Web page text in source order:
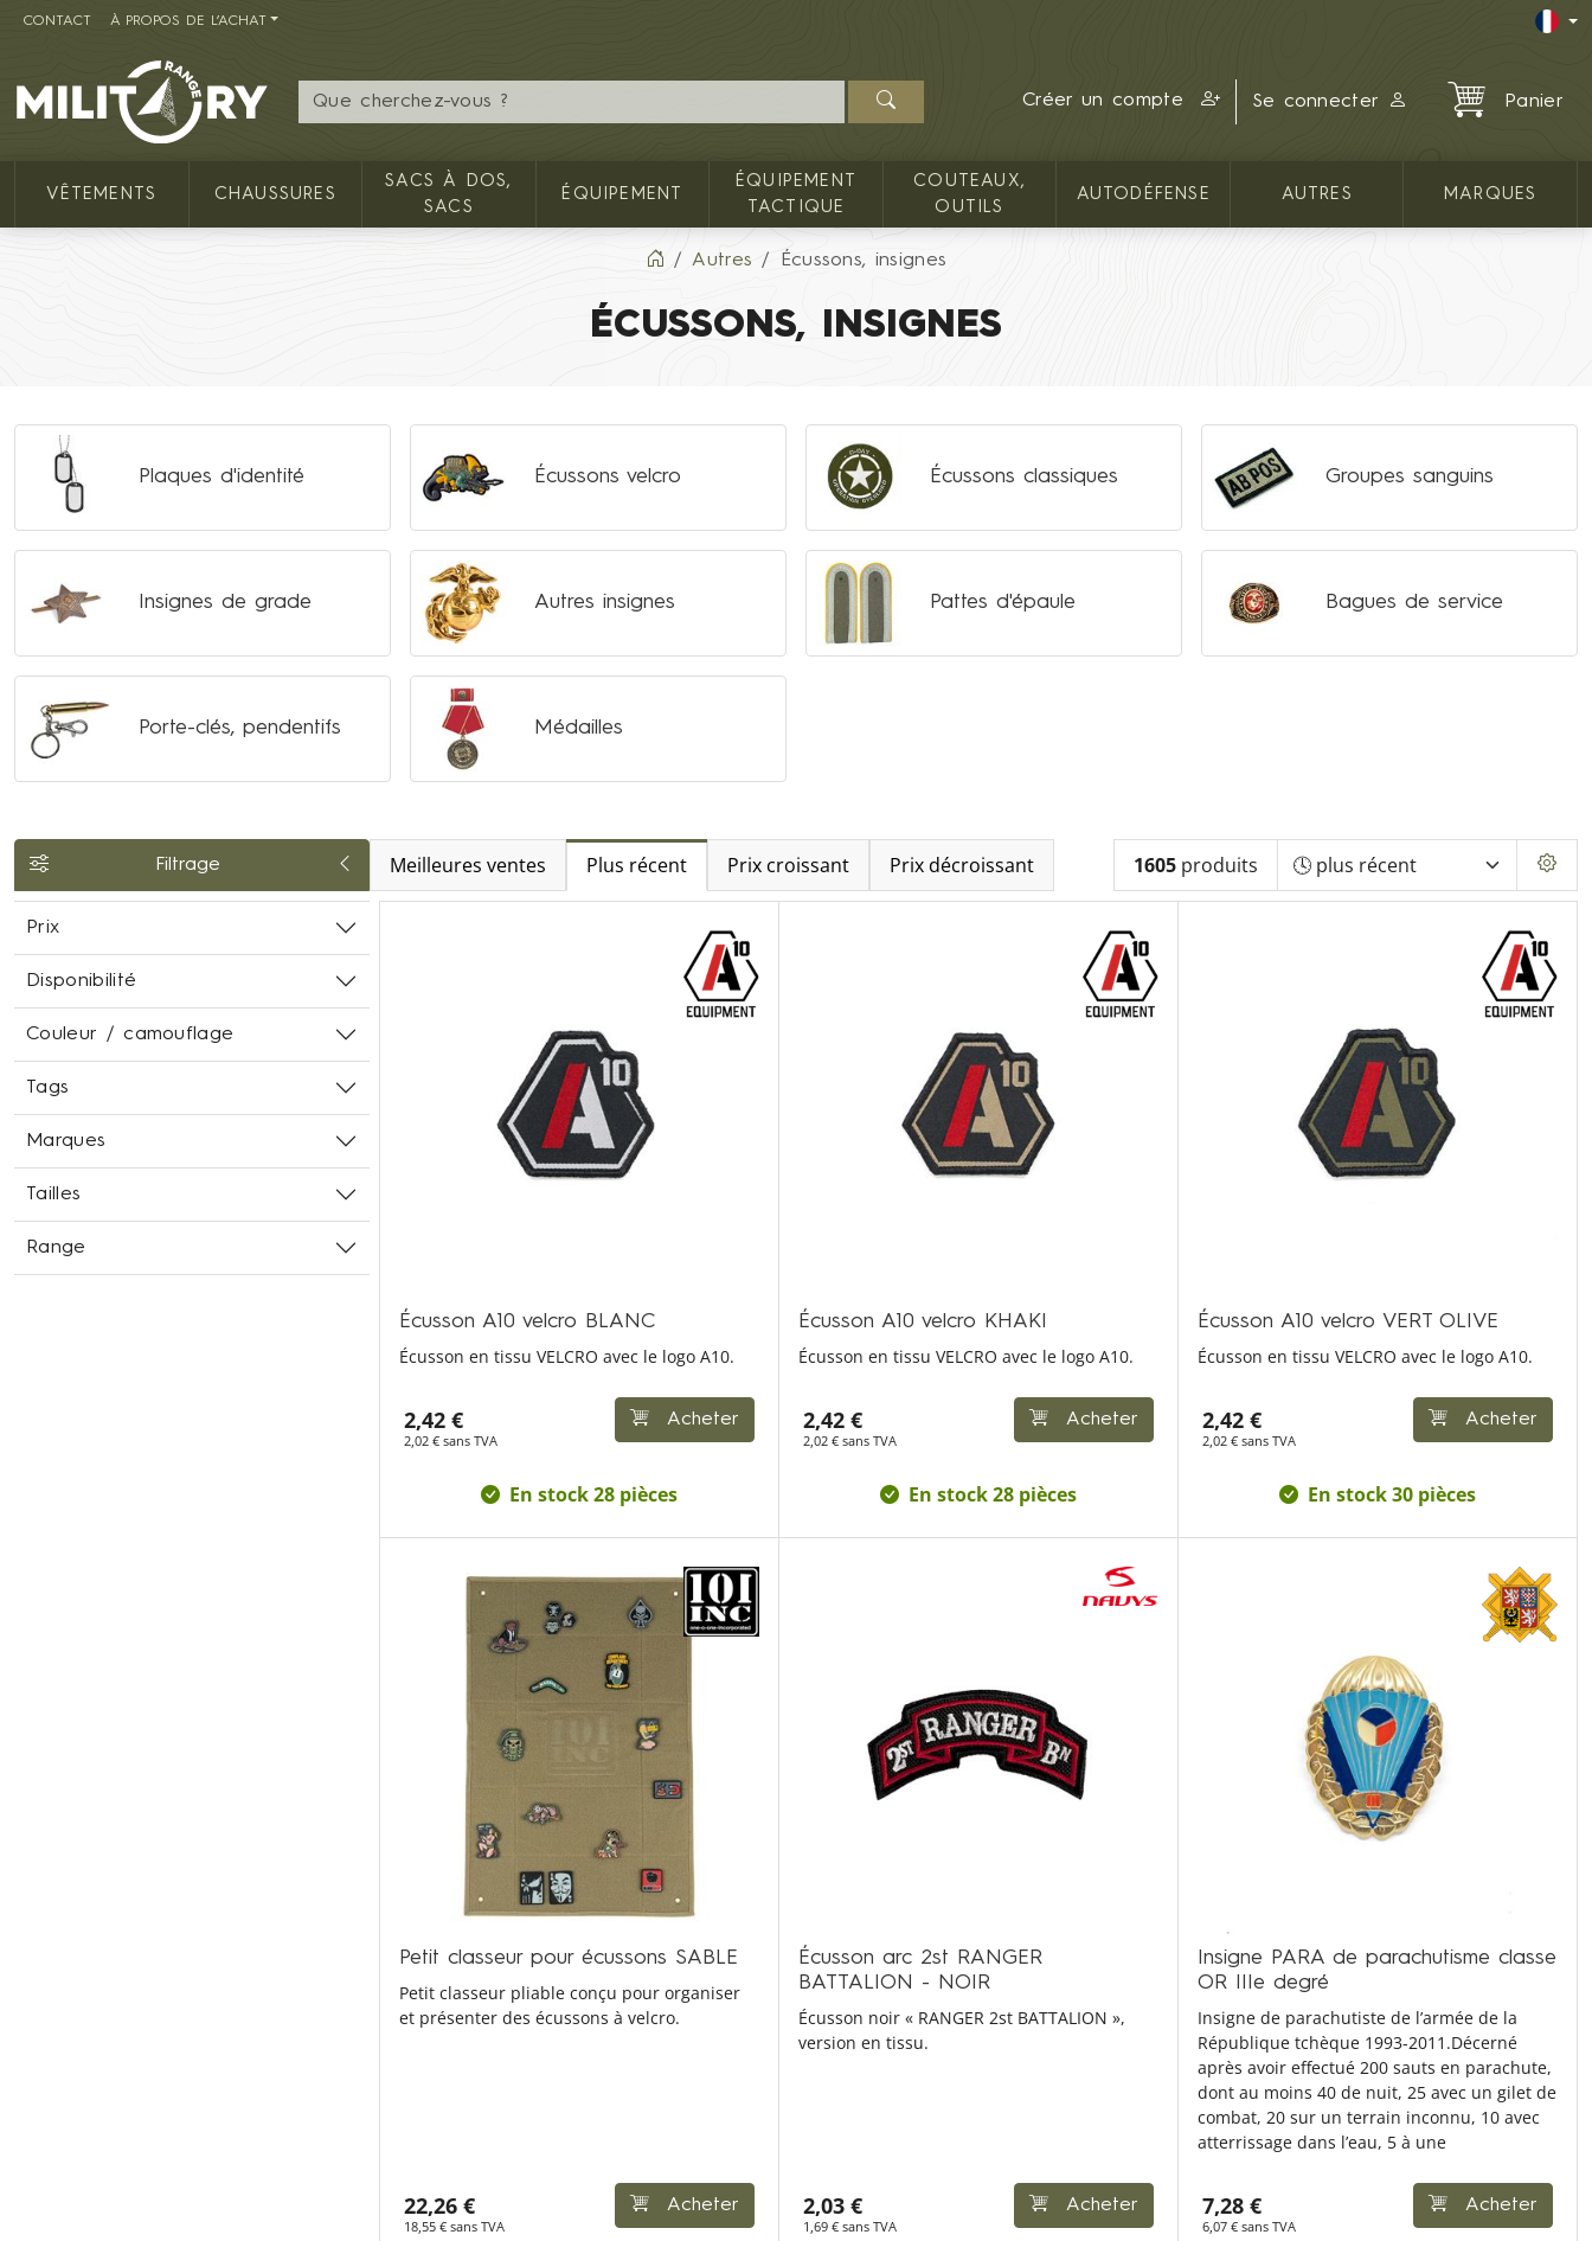
CONTACT À PROPOS DE L’ACHAT
MILITARY RANGE FR
Créer un compte Se connecter Panier
VÊTEMENTS CHAUSSURES
SACS À DOS,
SACS
ÉQUIPEMENT
ÉQUIPEMENT
TACTIQUE
COUTEAUX,
OUTILS
AUTODÉFENSE AUTRES MARQUES
Autres Écussons, insignes
ÉCUSSONS, INSIGNES
Plaques d'identité Écussons velcro Écussons classiques Groupes sanguins
Insignes de grade Autres insignes Pattes d'épaule Bagues de service
Porte-clés, pendentifs Médailles
Filtrage Meilleures ventes Plus récent Prix croissant Prix décroissant 1605 produits
Prix
Disponibilité
Couleur / camouflage
Tags
Marques
Tailles
Range
Écusson A10 velcro BLANC
Écusson en tissu VELCRO avec le logo A10.
2,42 €
2,02 € sans TVA
Acheter
En stock 28 pièces
Écusson A10 velcro KHAKI
Écusson en tissu VELCRO avec le logo A10.
2,42 €
2,02 € sans TVA
Acheter
En stock 28 pièces
Écusson A10 velcro VERT OLIVE
Écusson en tissu VELCRO avec le logo A10.
2,42 €
2,02 € sans TVA
Acheter
En stock 30 pièces
Petit classeur pour écussons SABLE
Petit classeur pliable conçu pour organiser
et présenter des écussons à velcro.
22,26 €
18,55 € sans TVA
Acheter
Écusson arc 2st RANGER
BATTALION - NOIR
Écusson noir « RANGER 2st BATTALION »,
version en tissu.
2,03 €
1,69 € sans TVA
Acheter
Insigne PARA de parachutisme classe
OR IIIe degré
Insigne de parachutiste de l’armée de la
République tchèque 1993-2011.Décerné
après avoir effectué 200 sauts en parachute,
dont au moins 40 de nuit, 25 avec un gilet de
combat, 20 sur un terrain inconnu, 10 avec
atterrissage dans l’eau, 5 à une
7,28 €
6,07 € sans TVA
Acheter